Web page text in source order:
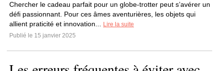
Chercher le cadeau parfait pour un globe-trotter peut s’avérer un
défi passionnant. Pour ces âmes aventurières, les objets qui
allient praticité et innovation...
Lire la suite
Publié le 15 janvier 2025